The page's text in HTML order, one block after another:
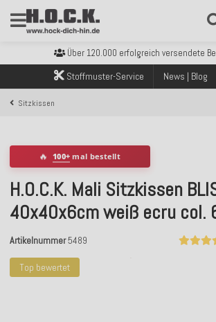
Kostenloser Versand innerhalb Deutschlands
Sicher bezahlen mit Klarna, PayPal &
Kostenloser Versand innerhalb Deutschlands
Über 120.000 erfolgreich versendete
Sicher bezahlen mit Klarna, PayPal &
Kostenloser Versand innerhalb Deutschlands
Stoffmuster-Service News | Blog
Sitzkissen
Top bewertet
🔥 100+ mal bestellt
H.O.C.K. Mali Sitzkissen
40x40x6cm weiß ecru col.
Artikelnummer5489